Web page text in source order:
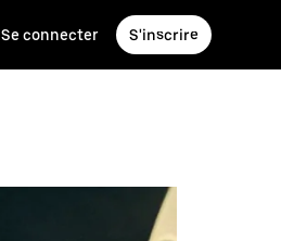
Se connecter S'inscrire